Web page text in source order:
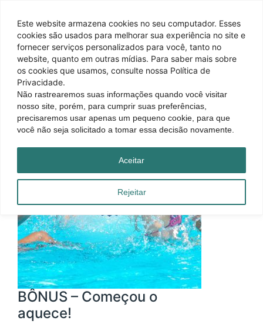
Este website armazena cookies no seu computador. Esses
cookies são usados ​​para melhorar sua experiência no site e
fornecer serviços personalizados para você, tanto no
website, quanto em outras mídias. Para saber mais sobre
os cookies que usamos, consulte nossa Política de
Privacidade.
Não rastrearemos suas informações quando você visitar
nosso site, porém, para cumprir suas preferências,
precisaremos usar apenas um pequeno cookie, para que
você não seja solicitado a tomar essa decisão novamente.
Rejeitar
Aceitar
BÔNUS – Começou o
aquece!